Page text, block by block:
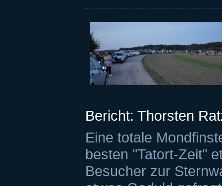
Bericht: Thorsten
Eine totale
besten "Tatort-Zeit"
Besucher zur